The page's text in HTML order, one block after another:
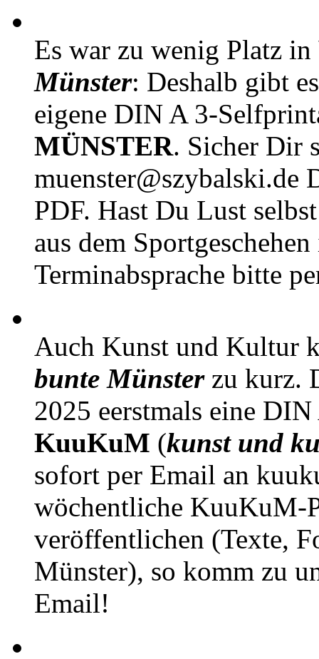
Es war zu wenig Platz in
Münster: Deshalb gibt
eigene DIN A 3-
MÜNSTER. Sicher Dir
muenster@szybalski.de
PDF. Hast Du Lust
aus dem
Terminabsprache bitte
Auch Kunst und Kultur
bunte Münsterzu kurz.
2025 eerstmals eine
KuuKuM (kunst und
sofort per Email an
wöchentliche KuuKuM-
veröffentlichen (Texte,
Münster), so komm zu
Email!